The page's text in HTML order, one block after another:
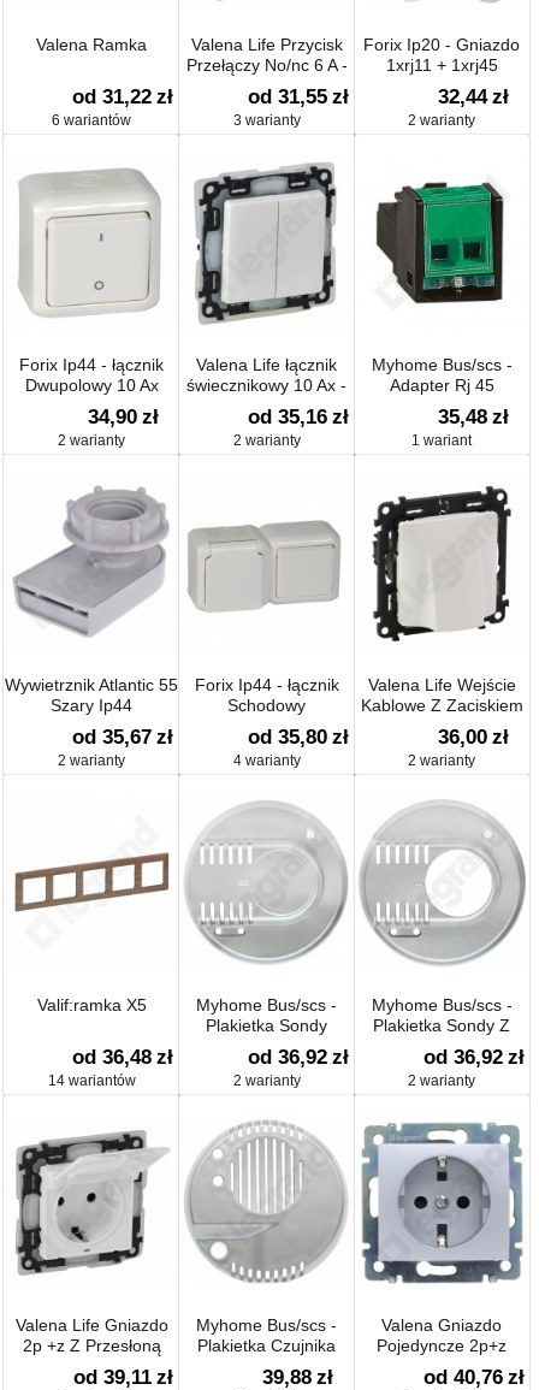
Valena Ramka
od 31,22 zł
6 wariantów
Valena Life Przycisk
Przełączy No/nc 6 A -
250 V~
od 31,55 zł
3 warianty
Forix Ip20 - Gniazdo
1xrj11 + 1xrj45
32,44 zł
2 warianty
Forix Ip44 - łącznik
Dwupolowy 10 Ax
34,90 zł
2 warianty
Valena Life łącznik
świecznikowy 10 Ax -
250 V~
od 35,16 zł
2 warianty
Myhome Bus/scs -
Adapter Rj 45
Systemu Bus
35,48 zł
1 wariant
Wywietrznik Atlantic 55
Szary Ip44
od 35,67 zł
2 warianty
Forix Ip44 - łącznik
Schodowy
od 35,80 zł
4 warianty
Valena Life Wejście
Kablowe Z Zaciskiem
36,00 zł
2 warianty
Valif:ramka X5
od 36,48 zł
14 wariantów
Myhome Bus/scs -
Plakietka Sondy
Podstawowej
od 36,92 zł
2 warianty
Myhome Bus/scs -
Plakietka Sondy Z
Regulacją
od 36,92 zł
2 warianty
Valena Life Gniazdo
2p +z Z Przesłoną
od 39,11 zł
Myhome Bus/scs -
Plakietka Czujnika
Propan/butan/metan
39,88 zł
Valena Gniazdo
Pojedyncze 2p+z
Schuko
od 40,76 zł